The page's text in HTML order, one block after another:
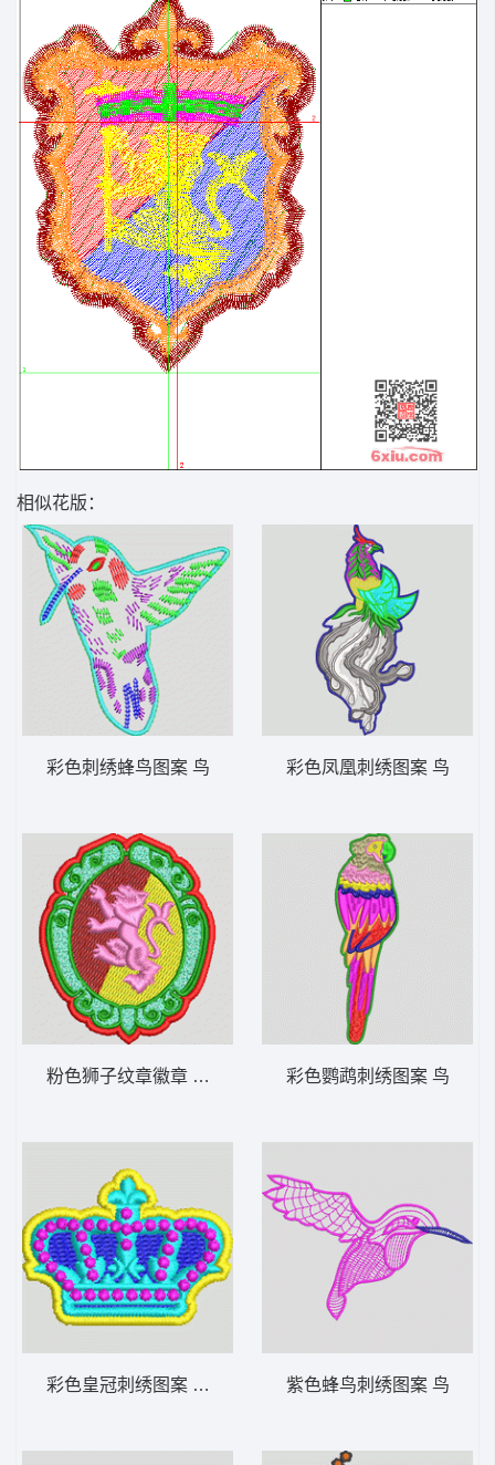
相似花版：
彩色刺绣蜂鸟图案 鸟
粉色狮子纹章徽章 男装 章仔
彩色皇冠刺绣图案 王冠
彩色凤凰刺绣图案 鸟
彩色鹦鹉刺绣图案 鸟
紫色蜂鸟刺绣图案 鸟